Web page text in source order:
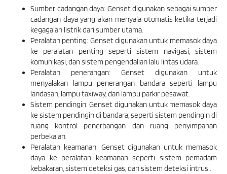
Sumber cadangan daya: Genset digunakan sebagai sumber
cadangan daya yang akan menyala otomatis ketika terjadi
kegagalan listrik dari sumber utama.
Peralatan penting: Genset digunakan untuk memasok daya
ke peralatan penting seperti sistem navigasi, sistem
komunikasi, dan sistem pengendalian lalu lintas udara.
Peralatan penerangan: Genset digunakan untuk
menyalakan lampu penerangan bandara seperti lampu
landasan, lampu taxiway, dan lampu parkir pesawat.
Sistem pendingin: Genset digunakan untuk memasok daya
ke sistem pendingin di bandara, seperti sistem pendingin di
ruang kontrol penerbangan dan ruang penyimpanan
perbekalan.
Peralatan keamanan: Genset digunakan untuk memasok
daya ke peralatan keamanan seperti sistem pemadam
kebakaran, sistem deteksi gas, dan sistem deteksi intrusi.